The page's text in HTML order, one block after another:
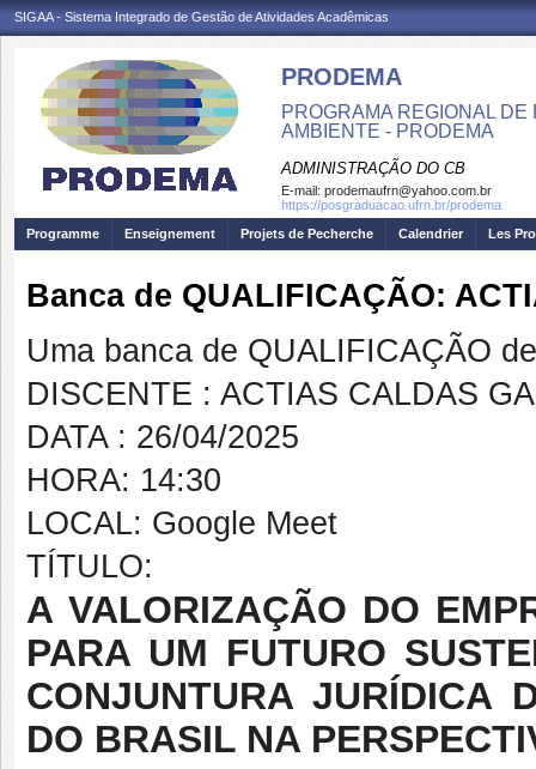
SIGAA - Sistema Integrado de Gestão de Atividades Acadêmicas
PRODEMA
PROGRAMA REGIONAL
AMBIENTE - PRODEMA
ADMINISTRAÇÃO DO CB
E-mail: prodemaufrn@yahoo.com.br
https://posgraduacao.ufrn.br/prodema
Programme
Enseignement Projets de Pecherche Calendrier Les
Banca de QUALIFICAÇÃO:
Uma banca de QUALIFICAÇÃO
DISCENTE : ACTIAS CALDAS
DATA : 26/04/2025
HORA: 14:30
LOCAL: Google Meet
TÍTULO:
A VALORIZAÇÃO DO
PARA UM FUTURO
CONJUNTURA JURÍDICA
DO BRASIL NA